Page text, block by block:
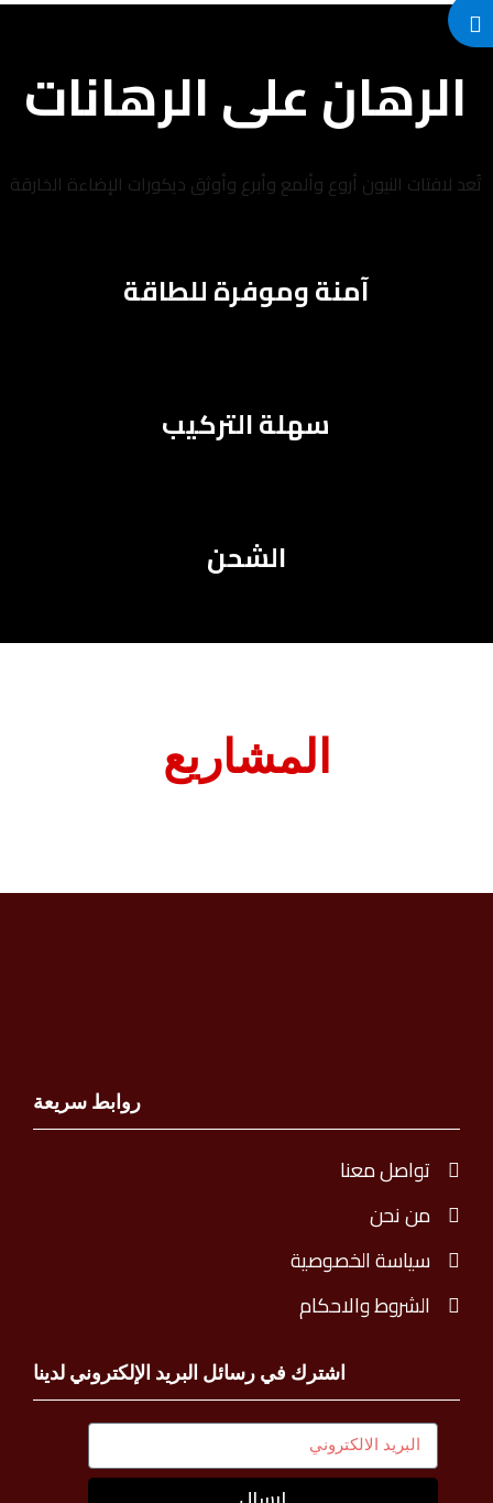
الرهان على الرهانات
تُعد لافتات النيون أروع وألمع وأبرع وأوثق ديكورات الإضاءة الخارقة
آمنة وموفرة للطاقة
سهلة التركيب
الشحن
المشاريع
روابط سريعة
تواصل معنا
من نحن
سياسة الخصوصية
الشروط والاحكام
اشترك في رسائل البريد الإلكتروني لدينا